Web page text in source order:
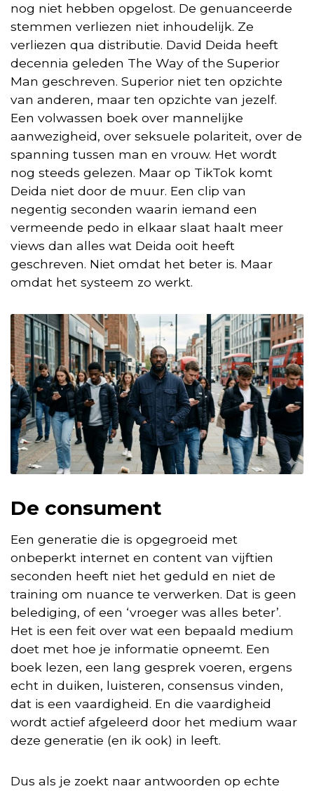
nog niet hebben opgelost. De genuanceerde
stemmen verliezen niet inhoudelijk. Ze
verliezen qua distributie. David Deida heeft
decennia geleden The Way of the Superior
Man geschreven. Superior niet ten opzichte
van anderen, maar ten opzichte van jezelf.
Een volwassen boek over mannelijke
aanwezigheid, over seksuele polariteit, over de
spanning tussen man en vrouw. Het wordt
nog steeds gelezen. Maar op TikTok komt
Deida niet door de muur. Een clip van
negentig seconden waarin iemand een
vermeende pedo in elkaar slaat haalt meer
views dan alles wat Deida ooit heeft
geschreven. Niet omdat het beter is. Maar
omdat het systeem zo werkt.
De consument
Een generatie die is opgegroeid met
onbeperkt internet en content van vijftien
seconden heeft niet het geduld en niet de
training om nuance te verwerken. Dat is geen
belediging, of een ‘vroeger was alles beter’.
Het is een feit over wat een bepaald medium
doet met hoe je informatie opneemt. Een
boek lezen, een lang gesprek voeren, ergens
echt in duiken, luisteren, consensus vinden,
dat is een vaardigheid. En die vaardigheid
wordt actief afgeleerd door het medium waar
deze generatie (en ik ook) in leeft.
Dus als je zoekt naar antwoorden op echte